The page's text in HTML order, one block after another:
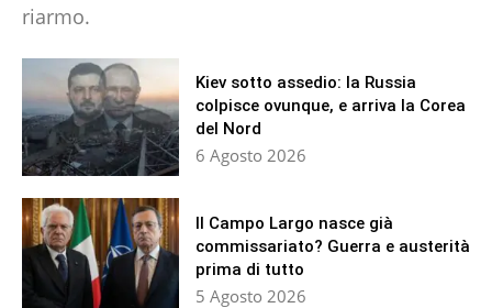
riarmo.
Kiev sotto assedio: la Russia
colpisce ovunque, e arriva la Corea
del Nord
6 Agosto 2026
Il Campo Largo nasce già
commissariato? Guerra e austerità
prima di tutto
5 Agosto 2026